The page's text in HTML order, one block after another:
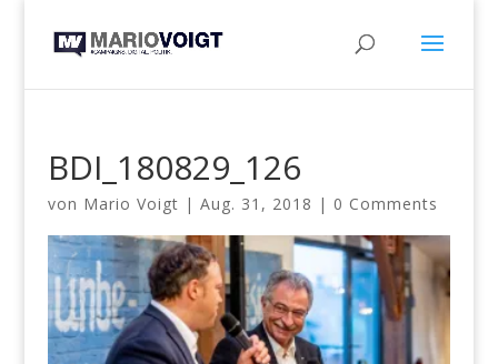
BDI_180829_126
von Mario Voigt | Aug. 31, 2018 | 0 Comments